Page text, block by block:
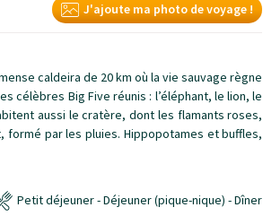
J'ajoute ma photo de voyage !
caldeira de 20 km où la vie sauvage règne
célèbres Big Five réunis : l’éléphant, le lion, le
aussi le cratère, dont les flamants roses,
formé par les pluies. Hippopotames et buffles,
Petit déjeuner - Déjeuner (pique-nique) - Dîner